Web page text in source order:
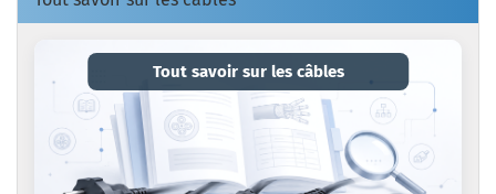
Tout savoir sur les câbles